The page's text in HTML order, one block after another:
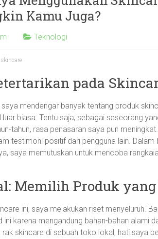
Kamu Juga?
Teknologi
skincare
pada
saya mendengar banyak tentang produk
biasa. Tentu saja, sebagai seseorang
tahun, rasa penasaran saya pun
testimoni positif dari pengguna lain. Dalam
saya memutuskan untuk mencoba
Memilih Produk yang
ini, saya melakukan riset menyeluruh.
karena mengandung bahan-bahan alami
skincare di sebuah toko lokal, hati saya